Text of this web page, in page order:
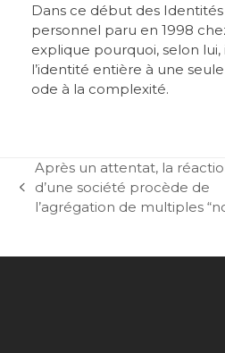
Dans ce début des
personnel paru en 1998
explique pourquoi, selon
l’identité entière à une
ode à la complexité.
previous
post:
Après un attentat, la
d’une société procède de
l’agrégation de multiples